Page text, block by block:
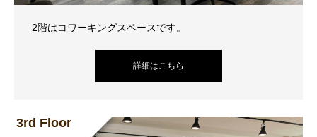
2階はコワーキングスペースです。
詳細はこちら
3rd Floor